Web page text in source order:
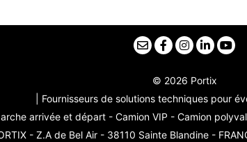
© 2026 Portix
| Fournisseurs de solutions techniques pour
arrivée et départ - Camion VIP - Camion
- Z.A de Bel Air - 38110 Sainte Blandine -